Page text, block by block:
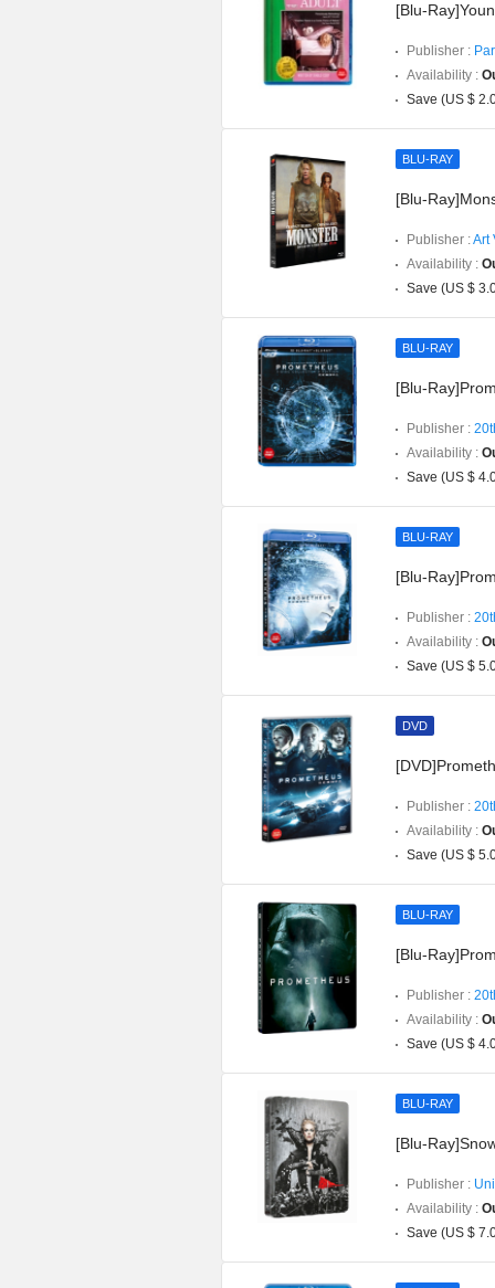
[Blu-
Publisher :
Availability :
Save (US $
BLU-RAY
[Blu-
Publisher :Art
Availability :
Save (US $
BLU-RAY
[Blu-
Publisher :
Availability :
Save (US $
BLU-RAY
[Blu-
Publisher :
Availability :
Save (US $
DVD
Publisher :
Availability :
Save (US $
BLU-RAY
[Blu-
Publisher :
Availability :
Save (US $
BLU-RAY
[Blu-
Publisher :
Availability :
Save (US $